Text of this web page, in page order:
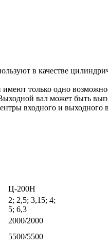
в качестве
только одно
вал может быть
входного и выходного
Ц-200Н
2; 2,5; 3,15; 4;
5; 6,3
2000/2000
5500/5500